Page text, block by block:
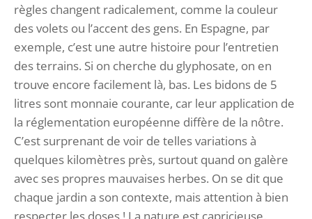
règles changent radicalement, comme la couleur
des volets ou l’accent des gens. En Espagne, par
exemple, c’est une autre histoire pour l’entretien
des terrains. Si on cherche du glyphosate, on en
trouve encore facilement là, bas. Les bidons de 5
litres sont monnaie courante, car leur application de
la réglementation européenne diffère de la nôtre.
C’est surprenant de voir de telles variations à
quelques kilomètres près, surtout quand on galère
avec ses propres mauvaises herbes. On se dit que
chaque jardin a son contexte, mais attention à bien
respecter les doses ! La nature est capricieuse.